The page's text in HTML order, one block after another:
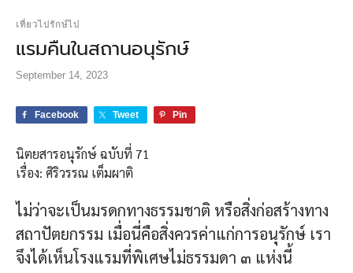
เที่ยวไปรักษ์ไป
แรมคืนในสถานอนุรักษ์
September 14, 2023
Facebook Tweet Pin
นิตยสารอนุรักษ์ ฉบับที่ 71
เรื่อง: ศิริวรรณ เต็มผาติ
ไม่ว่าจะเป็นมรดกทางธรรมชาติ หรือสิ่งก่อสร้างทาง
สถาปัตยกรรม เมื่อนี่คือสิ่งควรค่าแก่การอนุรักษ์ เรา
จึงได้เห็นโรงแรมที่พิเศษไม่ธรรมดา ๓ แห่งนี้